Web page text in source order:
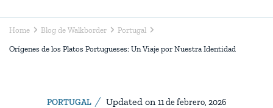
Home Blog de Walkborder Portugal
Orígenes de los Platos Portugueses: Un Viaje por Nuestra Identidad
PORTUGAL Updated on 11 de febrero, 2026